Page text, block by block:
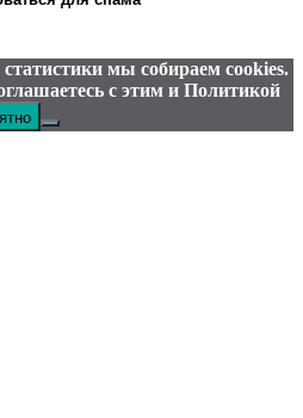
мы собираем cookies.
с этим и Политикой